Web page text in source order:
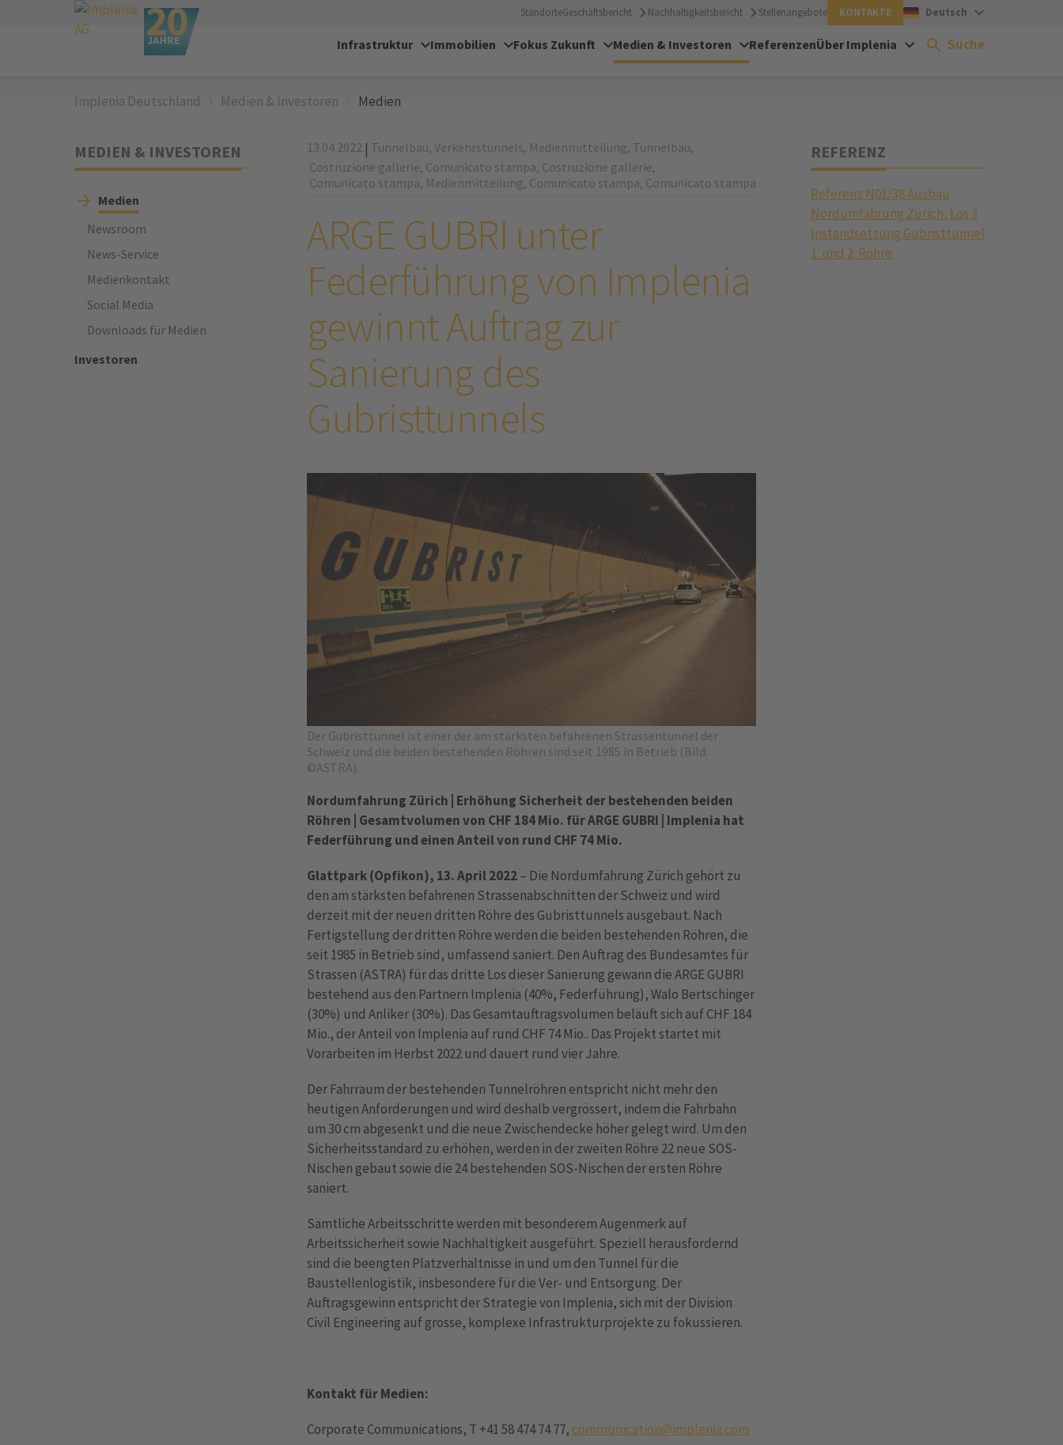
StandorteGeschäftsbericht Nachhaltigkeitsbericht Stellenangebote KONTAKTE Deutsch
Infrastruktur Immobilien Fokus Zukunft Medien & Investoren ReferenzenÜber Implenia Suche
Implenia Deutschland Medien & Investoren Medien
MEDIEN & INVESTOREN
Medien
Newsroom
News-Service
Medienkontakt
Social Media
Downloads für Medien
Investoren
13.04.2022 | Tunnelbau, Verkehrstunnels, Medienmitteilung, Tunnelbau,
Costruzione gallerie, Comunicato stampa, Costruzione gallerie,
Comunicato stampa, Medienmitteilung, Comunicato stampa, Comunicato stampa
ARGE GUBRI unter
Federführung von Implenia
gewinnt Auftrag zur
Sanierung des
Gubristtunnels
Der Gubristtunnel ist einer der am stärksten befahrenen Strassentunnel der
Schweiz und die beiden bestehenden Röhren sind seit 1985 in Betrieb (Bild:
©ASTRA).
Nordumfahrung Zürich | Erhöhung Sicherheit der bestehenden beiden
Röhren | Gesamtvolumen von CHF 184 Mio. für ARGE GUBRI | Implenia hat
Federführung und einen Anteil von rund CHF 74 Mio.
Glattpark (Opfikon), 13. April 2022– Die Nordumfahrung Zürich gehört zu
den am stärksten befahrenen Strassenabschnitten der Schweiz und wird
derzeit mit der neuen dritten Röhre des Gubristtunnels ausgebaut. Nach
Fertigstellung der dritten Röhre werden die beiden bestehenden Röhren, die
seit 1985 in Betrieb sind, umfassend saniert. Den Auftrag des Bundesamtes für
Strassen (ASTRA) für das dritte Los dieser Sanierung gewann die ARGE GUBRI
bestehend aus den Partnern Implenia (40%, Federführung), Walo Bertschinger
(30%) und Anliker (30%). Das Gesamtauftragsvolumen beläuft sich auf CHF 184
Mio., der Anteil von Implenia auf rund CHF 74 Mio.. Das Projekt startet mit
Vorarbeiten im Herbst 2022 und dauert rund vier Jahre.
Der Fahrraum der bestehenden Tunnelröhren entspricht nicht mehr den
heutigen Anforderungen und wird deshalb vergrössert, indem die Fahrbahn
um 30 cm abgesenkt und die neue Zwischendecke höher gelegt wird. Um den
Sicherheitsstandard zu erhöhen, werden in der zweiten Röhre 22 neue SOS-
Nischen gebaut sowie die 24 bestehenden SOS-Nischen der ersten Röhre
saniert.
Sämtliche Arbeitsschritte werden mit besonderem Augenmerk auf
Arbeitssicherheit sowie Nachhaltigkeit ausgeführt. Speziell herausfordernd
sind die beengten Platzverhältnisse in und um den Tunnel für die
Baustellenlogistik, insbesondere für die Ver- und Entsorgung. Der
Auftragsgewinn entspricht der Strategie von Implenia, sich mit der Division
Civil Engineering auf grosse, komplexe Infrastrukturprojekte zu fokussieren.
Kontakt für Medien:
Corporate Communications, T +41 58 474 74 77, communication@implenia.com
REFERENZ
Referenz N01/38 Ausbau
Nordumfahrung Zürich, Los 3
Instandsetzung Gubristtunnel
1. und 2. Röhre